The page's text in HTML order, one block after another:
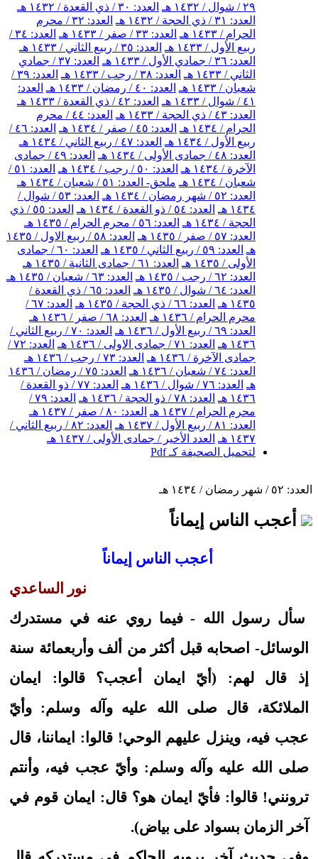
٢٩ / شوال / ١٤٣٢ هـ
العدد: ٣٠ / ذي القعدة / ١٤٣٢ هـ
العدد: ٣١ / ذي الحجة / ١٤٣٢ هـ
العدد: ٣٢ / محرم
الحرام / ١٤٣٣ هـ
العدد: ٣٣ / صفر / ١٤٣٣ هـ
العدد: ٣٤ /
ربيع الأول / ١٤٣٣ هـ
العدد: ٣٥ / ربيع الثاني / ١٤٣٣ هـ
العدد: ٣٦ / جمادي الأول / ١٤٣٣ هـ
العدد: ٣٧ / جمادي
الثاني / ١٤٣٣ هـ
العدد: ٣٨ / رجب / ١٤٣٣ هـ
العدد: ٣٩ /
شعبان / ١٤٣٣ هـ
العدد: ٤٠ / رمضان / ١٤٣٣ هـ
العدد:
٤١ / شوال / ١٤٣٣ هـ
العدد: ٤٢ / ذي القعدة / ١٤٣٣ هـ
العدد: ٤٣ / ذي الحجة / ١٤٣٣ هـ
العدد: ٤٤ / محرم
الحرام / ١٤٣٤ هـ
العدد: ٤٥ / صفر / ١٤٣٤ هـ
العدد: ٤٦ /
ربيع الأول / ١٤٣٤ هـ
العدد: ٤٧ / ربيع الثاني / ١٤٣٤ هـ
العدد: ٤٨ / جمادى الأولى / ١٤٣٤ هـ
العدد: ٤٩ / جمادى
الآخرة / ١٤٣٤ هـ
العدد: ٥٠ / رجب / ١٤٣٤ هـ
العدد: ٥١ /
شعبان / ١٤٣٤ هـ
ملحق- العدد: ٥١ / شعبان / ١٤٣٤ هـ
العدد: ٥٢ / شهر رمضان / ١٤٣٤ هـ
العدد: ٥٣ / شوال /
١٤٣٤ هـ
العدد: ٥٤ / ذو القعدة / ١٤٣٤ هـ
العدد: ٥٥ / ذي
الحجة / ١٤٣٤ هـ
العدد: ٥٦ / محرم الحرام / ١٤٣٥ هـ
العدد: ٥٧ / صفر / ١٤٣٥ هـ
العدد: ٥٨ / ربيع الاول / ١٤٣٥
هـ العدد: ٥٩ / ربيع الثاني / ١٤٣٥ هـ
العدد: ٦٠ / جمادى
الأولى / ١٤٣٥ هـ
العدد: ٦١ / جمادى الثانية / ١٤٣٥ هـ
العدد: ٦٢ / رجب / ١٤٣٥ هـ
العدد: ٦٣ / شعبان / ١٤٣٥ هـ
العدد: ٦٤ / شوال / ١٤٣٥ هـ
العدد: ٦٥ / ذي القعدة /
١٤٣٥ هـ
العدد: ٦٦ / ذي الحجة / ١٤٣٥ هـ
العدد: ٦٧ /
محرم الحرام / ١٤٣٦ هـ
العدد: ٦٨ / صفر / ١٤٣٦ هـ
العدد: ٦٩ / ربيع الأول / ١٤٣٦ هـ
العدد: ٧٠ / ربيع الثاني /
١٤٣٦ هـ
العدد: ٧١ / جمادى الاولى / ١٤٣٦ هـ
العدد: ٧٢ /
جمادى الآخرة / ١٤٣٦ هـ
العدد: ٧٣ / رجب / ١٤٣٦ هـ
العدد: ٧٤ / شعبان / ١٤٣٦ هـ
العدد: ٧٥ / رمضان / ١٤٣٦
هـ العدد: ٧٦ / شوال / ١٤٣٦ هـ
العدد: ٧٧ / ذو القعدة /
١٤٣٦ هـ
العدد: ٧٨ / ذو الحجة / ١٤٣٦ هـ
العدد: ٧٩ /
محرم الحرام / ١٤٣٧ هـ
العدد: ٨٠ / صفر / ١٤٣٧ هـ
العدد: ٨١ / ربيع الأول / ١٤٣٧ هـ
العدد: ٨٢ / ربيع الثاني /
١٤٣٧ هـ
العدد الأخير / جمادى الأولى / ١٤٣٧ هـ
لتحميل الصحيفة كـ Pdf
العدد: ٥٢ / شهر رمضان / ١٤٣٤ هـ
أعجب الناس إيماناً
أعجب الناس إيماناً
نور الساعدي
سأل رسول الله - فيما روي عنه في مستدرك
الوسائل- اصحابه قبل أكثر من ألف وأربعمائة سنة
إذ قال لهم: (أيّ ايمان أعجب؟ قالوا: ايمان
الملائكة، قال صلى الله عليه وآله وسلم: وأيّ
عجب فيه، وينزل عليهم الوحي! قالوا: ايماننا، قال
صلى الله عليه وآله وسلم: وأيّ عجب فيه، وأنتم
ترونني! قالوا: فأيّ ايمان هو؟ قال: ايمان قوم في
آخر الزمان بسواد على بياض).